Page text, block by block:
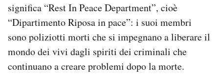
significa “Rest In Peace Department”, cioè
“Dipartimento Riposa in pace”: i suoi membri
sono poliziotti morti che si impegnano a liberare il
mondo dei vivi dagli spiriti dei criminali che
continuano a creare problemi dopo la morte.